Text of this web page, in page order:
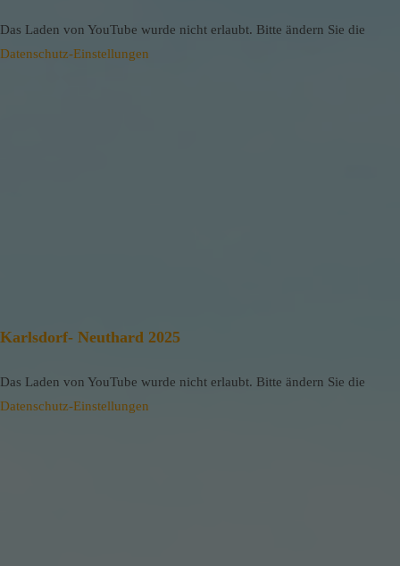
Das Laden von YouTube wurde nicht erlaubt. Bitte ändern Sie die
Datenschutz-Einstellungen
Karlsdorf- Neuthard 2025
Das Laden von YouTube wurde nicht erlaubt. Bitte ändern Sie die
Datenschutz-Einstellungen